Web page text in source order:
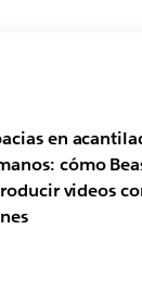
en
cómo
videos